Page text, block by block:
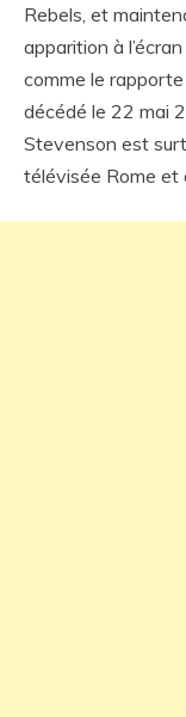
Rebels, et
apparition à
comme le
décédé le 22 mai
Stevenson est
télévisée Rome et